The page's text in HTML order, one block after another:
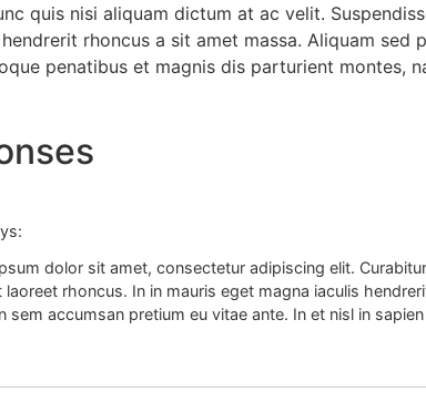
quis nisi aliquam dictum at ac velit.
rhoncus a sit amet massa. Aliquam
penatibus et magnis dis parturient montes,
dolor sit amet, consectetur adipiscing elit.
laoreet rhoncus. In in mauris eget magna iaculis
sem accumsan pretium eu vitae ante. In et nisl in